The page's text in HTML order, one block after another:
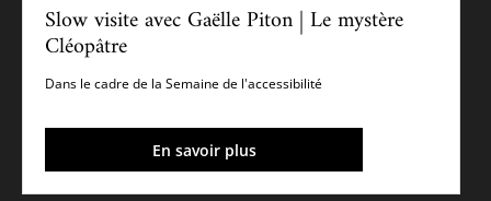
Slow visite avec Gaëlle Piton | Le mystère
Cléopâtre
Dans le cadre de la Semaine de l'accessibilité
En savoir plus